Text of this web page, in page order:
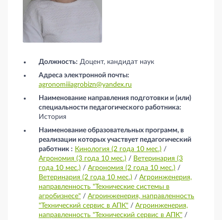
Башмакова Елена Владимировна
Должность: Доцент, кандидат наук
Адреса электронной почты:
agronomiiiagrobizn@yandex.ru
Наименование направления подготовки и (или)
специальности педагогического работника:
История
Наименование образовательных программ, в
реализации которых участвует педагогический
работник : Кинология (2 года 10 мес.) /
Агрономия (3 года 10 мес.) / Ветеринария (3
года 10 мес.) / Агрономия (2 года 10 мес.) /
Ветеринария (2 года 10 мес.) / Агроинженерия,
направленность "Технические системы в
агробизнесе" / Агроинженерия, направленность
"Технический сервис в АПК" / Агроинженерия,
направленность "Технический сервис в АПК" /